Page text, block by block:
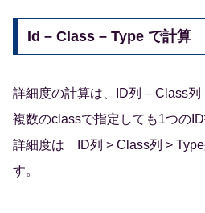
Id – Class – Type で計算
詳細度の計算は、ID列 – Class列
複数のclassで指定しても1つの
詳細度は ID列 > Class列 >
す。